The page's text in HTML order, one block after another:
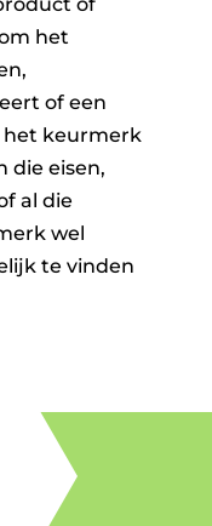
het
of een
het keurmerk
die eisen,
al die
wel
te vinden